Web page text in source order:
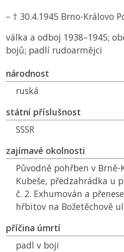
– † 30.4.1945 Brno-Královo
válka a odboj 1938–1945;
bojů; padlí rudoarmějci
národnost
ruská
státní příslušnost
SSSR
zajímavé okolnosti
Původně pohřben v Brně-
Kubeše, předzahrádka u
č. 2. Exhumován a
hřbitov na Božetěchově
příčina úmrtí
padl v boji